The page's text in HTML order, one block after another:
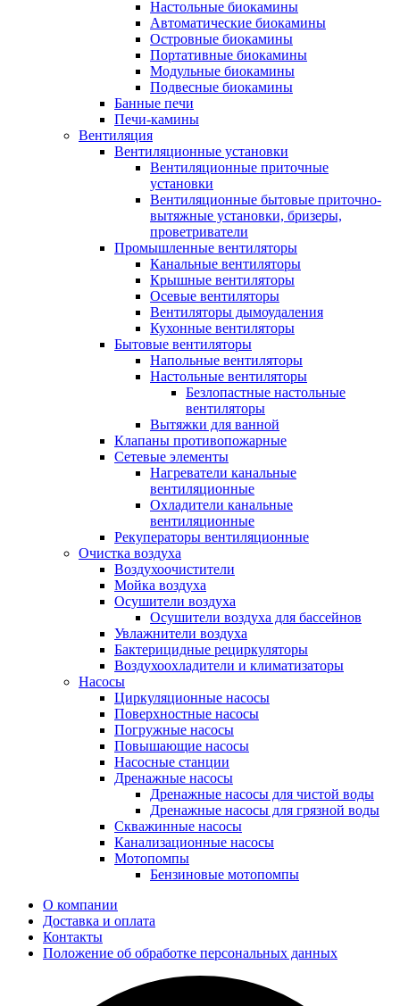
Настольные биокамины
Автоматические биокамины
Островные биокамины
Портативные биокамины
Модульные биокамины
Подвесные биокамины
Банные печи
Печи-камины
Вентиляция
Вентиляционные установки
Вентиляционные приточные
установки
Вентиляционные бытовые приточно-
вытяжные установки, бризеры,
проветриватели
Промышленные вентиляторы
Канальные вентиляторы
Крышные вентиляторы
Осевые вентиляторы
Вентиляторы дымоудаления
Кухонные вентиляторы
Бытовые вентиляторы
Напольные вентиляторы
Настольные вентиляторы
Безлопастные настольные
вентиляторы
Вытяжки для ванной
Клапаны противопожарные
Сетевые элементы
Нагреватели канальные
вентиляционные
Охладители канальные
вентиляционные
Рекуператоры вентиляционные
Очистка воздуха
Воздухоочистители
Мойка воздуха
Осушители воздуха
Осушители воздуха для бассейнов
Увлажнители воздуха
Бактерицидные рециркуляторы
Воздухоохладители и климатизаторы
Насосы
Циркуляционные насосы
Поверхностные насосы
Погружные насосы
Повышающие насосы
Насосные станции
Дренажные насосы
Дренажные насосы для чистой воды
Дренажные насосы для грязной воды
Скважинные насосы
Канализационные насосы
Мотопомпы
Бензиновые мотопомпы
О компании
Доставка и оплата
Контакты
Положение об обработке персональных данных